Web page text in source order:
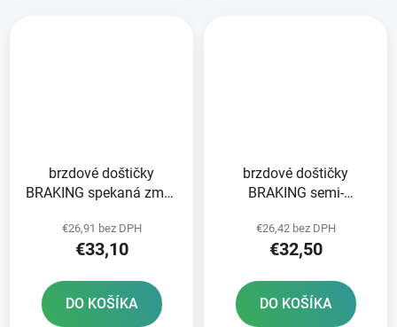
brzdové doštičky
BRAKING spekaná zmes
€26,91 bez DPH
€33,10
DO KOŠÍKA
brzdové doštičky
BRAKING semi-
ks v balení
€26,42 bez DPH
€32,50
DO KOŠÍKA